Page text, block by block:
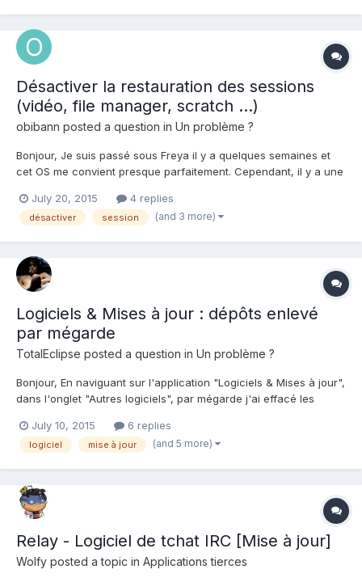
Désactiver la restauration des sessions
(vidéo, file manager, scratch ...)
obibann posted a question in Un problème ?
Bonjour, Je suis passé sous Freya il y a quelques semaines et
cet OS me convient presque parfaitement. Cependant, il y a une
précédentes dans les divers logiciels fournis... - Scratch : j'ai fait
l'erreur de cliquer sur un fic...
July 20, 2015 4 replies
désactiver session (and 3 more)
Logiciels & Mises à jour : dépôts enlevé
par mégarde
TotalEclipse posted a question in Un problème ?
Bonjour, En naviguant sur l'application "Logiciels & Mises à jour",
dans l'onglet "Autres logiciels", par mégarde j'ai effacé les
Independent (Source Code). Pourrait-on me transmetre les
lignes APT (exemple :« deb http://archive.ubuntu.co...
July 10, 2015 6 replies
logiciel mise à jour (and 5 more)
Relay - Logiciel de tchat IRC [Mise à jour]
Wolfy posted a topic in Applications tierces